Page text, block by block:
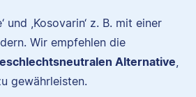
und ,Kosovarin‘ z. B. mit einer
Wir empfehlen die
Alternative,
gewährleisten.